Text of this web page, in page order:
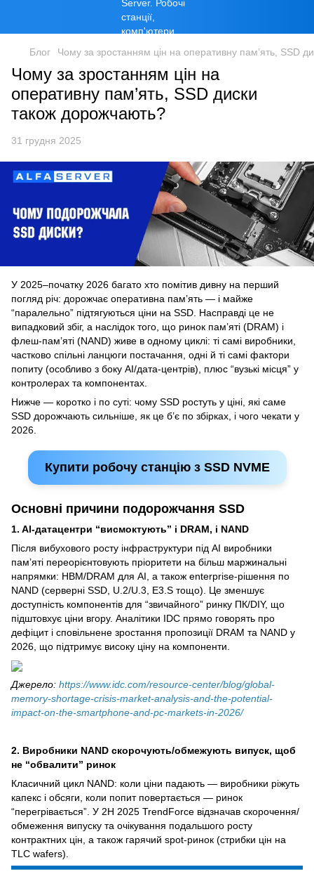
Блог Чому за зростанням цін на оперативну пам’ять, SSD
Чому за зростанням цін на
оперативну пам’ять, SSD диски
також дорожчають?
31 грудня 2025
У 2025–початку 2026 багато хто помітив дивну на перший
погляд річ: дорожчає оперативна пам’ять — і майже
“паралельно” підтягуються ціни на SSD. Насправді це не
випадковий збіг, а наслідок того, що ринок пам’яті (DRAM) і
флеш-пам’яті (NAND) живе в одному циклі: ті самі виробники,
частково спільні ланцюги постачання, одні й ті самі фактори
попиту (особливо з боку AI/дата-центрів), плюс “вузькі місця” у
контролерах та компонентах.
Нижче — коротко і по суті: чому SSD ростуть у ціні, які саме
SSD дорожчають сильніше, як це б’є по збірках, і чого чекати у
2026.
Купити робочу станцію з SSD NVME
Основні причини подорожчання SSD
1. AI-датацентри “висмоктують” і DRAM, і NAND
Після вибухового росту інфраструктури під AI виробники
пам’яті переорієнтовують пріоритети на більш маржинальні
напрямки: HBM/DRAM для AI, а також enterprise-рішення по
NAND (серверні SSD, U.2/U.3, E3.S тощо). Це зменшує
доступність компонентів для “звичайного” ринку ПК/DIY, що
підштовхує ціни вгору. Аналітики IDC прямо говорять про
дефіцит і сповільнене зростання пропозиції DRAM та NAND у
2026, що підтримує високу ціну на компоненти.
Джерело: https://www.idc.com/resource-center/blog/global-
memory-shortage-crisis-market-analysis-and-the-potential-
impact-on-the-smartphone-and-pc-markets-in-2026/
2. Виробники NAND скорочують/обмежують випуск, щоб
не “обвалити” ринок
Класичний цикл NAND: коли ціни падають — виробники ріжуть
капекс і обсяги, коли попит повертається — ринок
“перегрівається”. У 2H 2025 TrendForce відзначав скорочення/
обмеження випуску та очікування подальшого росту
контрактних цін, а також гарячий spot-ринок (стрибки цін на
TLC wafers).